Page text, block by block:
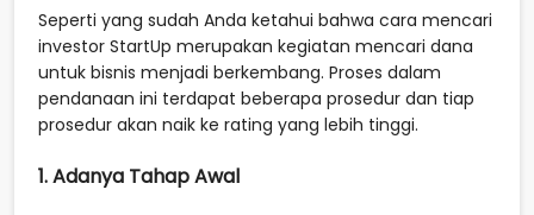
Seperti yang sudah Anda ketahui bahwa cara mencari
investor StartUp merupakan kegiatan mencari dana
untuk bisnis menjadi berkembang. Proses dalam
pendanaan ini terdapat beberapa prosedur dan tiap
prosedur akan naik ke rating yang lebih tinggi.
1. Adanya Tahap Awal